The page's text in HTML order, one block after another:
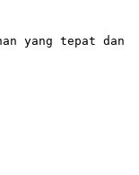
yang tepat dan